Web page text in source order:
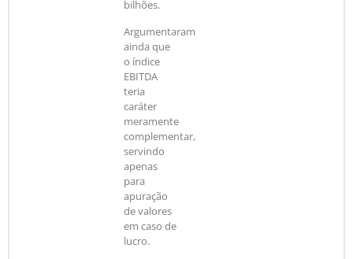
bilhões.
Argumentaram
ainda que
o índice
EBITDA
teria
caráter
meramente
complementar,
servindo
apenas
para
apuração
de valores
em caso de
lucro.